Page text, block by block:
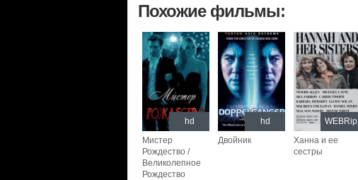
Похожие фильмы:
Мистер
Рождество /
Великолепное
Рождество
hd
Двойник
hd
Ханна и ее
сестры
WEBRip